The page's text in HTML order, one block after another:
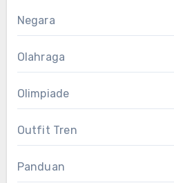
Negara
Olahraga
Olimpiade
Outfit Tren
Panduan